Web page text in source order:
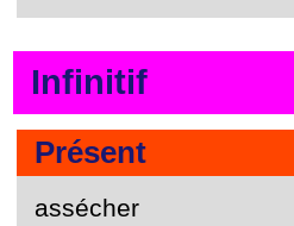
Infinitif
Présent
assécher